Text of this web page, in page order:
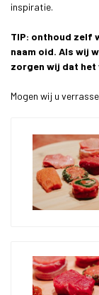
inspiratie.
TIP: onthoud zelf
naam oid. Als wij
zorgen wij dat
Mogen wij u